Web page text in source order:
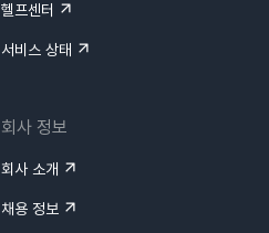
헬프센터
서비스 상태
회사 정보
회사 소개
채용 정보